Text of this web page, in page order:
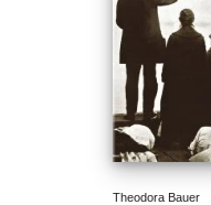
Theodora Bauer